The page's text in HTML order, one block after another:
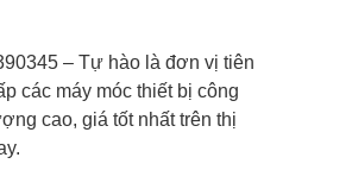
– Tự hào là đơn vị tiên
các máy móc thiết bị công
cao, giá tốt nhất trên thị